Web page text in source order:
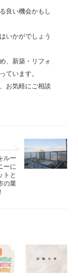
良い機会かもし
いかがでしょう
、新築・リフォ
ています。
お気軽にご相談
ルー
ーに
トと
の業